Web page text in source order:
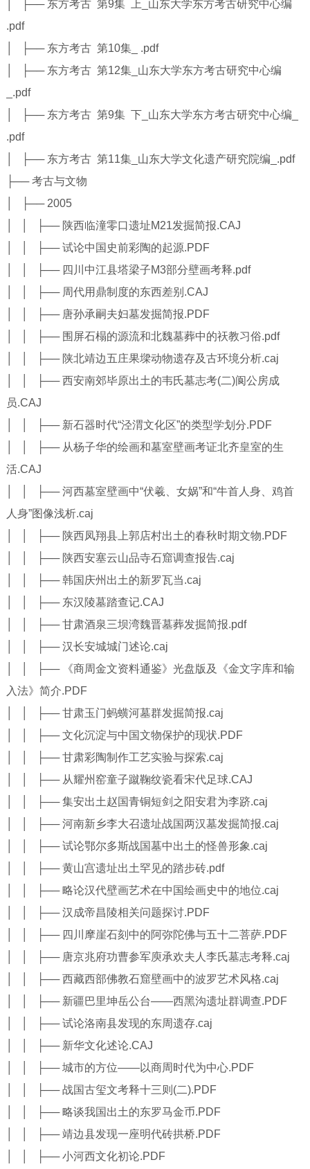
│ ├── 东方考古 第9集 上_山东大学东方考古研究中心编
.pdf
│ ├── 东方考古 第10集_ .pdf
│ ├── 东方考古 第12集_山东大学东方考古研究中心编
_.pdf
│ ├── 东方考古 第9集 下_山东大学东方考古研究中心编_
.pdf
│ ├── 东方考古 第11集_山东大学文化遗产研究院编_.pdf
├── 考古与文物
│ ├── 2005
│ │ ├── 陕西临潼零口遗址M21发掘简报.CAJ
│ │ ├── 试论中国史前彩陶的起源.PDF
│ │ ├── 四川中江县塔梁子M3部分壁画考释.pdf
│ │ ├── 周代用鼎制度的东西差别.CAJ
│ │ ├── 唐孙承嗣夫妇墓发掘简报.PDF
│ │ ├── 围屏石榻的源流和北魏墓葬中的祆教习俗.pdf
│ │ ├── 陕北靖边五庄果墚动物遗存及古环境分析.caj
│ │ ├── 西安南郊毕原出土的韦氏墓志考(二)阆公房成
员.CAJ
│ │ ├── 新石器时代“泾渭文化区”的类型学划分.PDF
│ │ ├── 从杨子华的绘画和墓室壁画考证北齐皇室的生
活.CAJ
│ │ ├── 河西墓室壁画中“伏羲、女娲”和“牛首人身、鸡首
人身”图像浅析.caj
│ │ ├── 陕西凤翔县上郭店村出土的春秋时期文物.PDF
│ │ ├── 陕西安塞云山品寺石窟调查报告.caj
│ │ ├── 韩国庆州出土的新罗瓦当.caj
│ │ ├── 东汉陵墓踏查记.CAJ
│ │ ├── 甘肃酒泉三坝湾魏晋墓葬发掘简报.pdf
│ │ ├── 汉长安城城门述论.caj
│ │ ├── 《商周金文资料通鉴》光盘版及《金文字库和输
入法》简介.PDF
│ │ ├── 甘肃玉门蚂蟥河墓群发掘简报.caj
│ │ ├── 文化沉淀与中国文物保护的现状.PDF
│ │ ├── 甘肃彩陶制作工艺实验与探索.caj
│ │ ├── 从耀州窑童子蹴鞠纹瓷看宋代足球.CAJ
│ │ ├── 集安出土赵国青铜短剑之阳安君为李跻.caj
│ │ ├── 河南新乡李大召遗址战国两汉墓发掘简报.caj
│ │ ├── 试论鄂尔多斯战国墓中出土的怪兽形象.caj
│ │ ├── 黄山宫遗址出土罕见的踏步砖.pdf
│ │ ├── 略论汉代壁画艺术在中国绘画史中的地位.caj
│ │ ├── 汉成帝昌陵相关问题探讨.PDF
│ │ ├── 四川摩崖石刻中的阿弥陀佛与五十二菩萨.PDF
│ │ ├── 唐京兆府功曹参军庾承欢夫人李氏墓志考释.caj
│ │ ├── 西藏西部佛教石窟壁画中的波罗艺术风格.caj
│ │ ├── 新疆巴里坤岳公台——西黑沟遗址群调查.PDF
│ │ ├── 试论洛南县发现的东周遗存.caj
│ │ ├── 新华文化述论.CAJ
│ │ ├── 城市的方位——以商周时代为中心.PDF
│ │ ├── 战国古玺文考释十三则(二).PDF
│ │ ├── 略谈我国出土的东罗马金币.PDF
│ │ ├── 靖边县发现一座明代砖拱桥.PDF
│ │ ├── 小河西文化初论.PDF